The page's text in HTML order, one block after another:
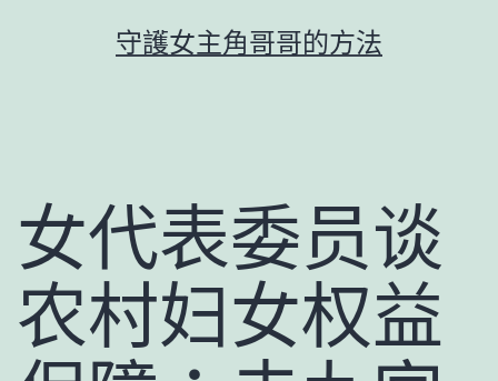
守護女主角哥哥的方法
女代表委员谈
农村妇女权益